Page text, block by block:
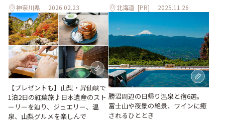
神奈川県 2026.02.23 北海道 [PR] 2025.11.26
【プレゼントも】山梨・昇仙峡で
1泊2日の紅葉旅♪日本遺産のスト
ーリーを辿り、ジュエリー、温
泉、山梨グルメを楽しんで
勝沼周辺の日帰り温泉と宿6選。
富士山や夜景の絶景、ワインに癒
されるひととき